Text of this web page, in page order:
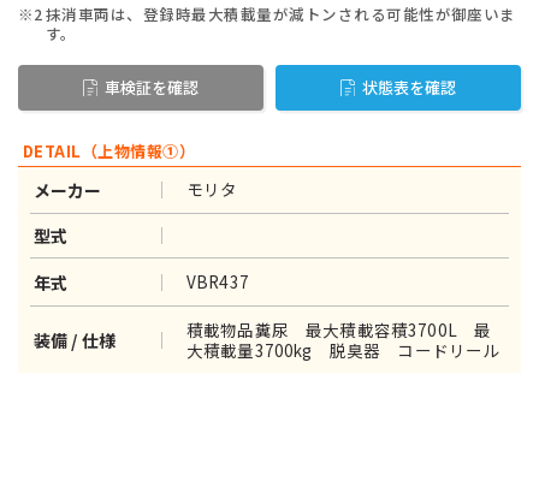
※2抹消車両は、登録時最大積載量が減トンされる可能性が御座いま
す。
車検証を確認 状態表を確認
DETAIL（上物情報①）
メーカー
モリタ
型式
年式
VBR437
装備 / 仕様
積載物品糞尿 最大積載容積3700L 最
大積載量3700kg 脱臭器 コードリール